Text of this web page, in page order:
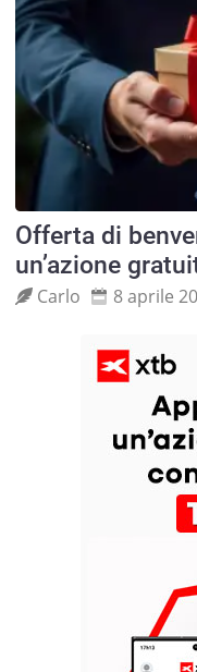
Offerta di
un’azione
Carlo 8 aprile